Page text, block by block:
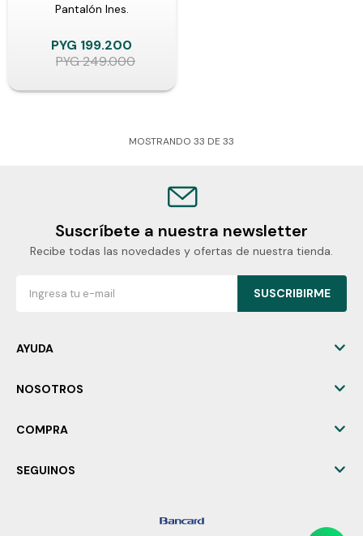
Pantalón Ines.
PYG 199.200
PYG249.000
MOSTRANDO 33 DE 33
Suscríbete a nuestra newsletter
Recibe todas las novedades y ofertas de nuestra tienda.
SUSCRIBIRME
AYUDA
NOSOTROS
COMPRA
SEGUINOS